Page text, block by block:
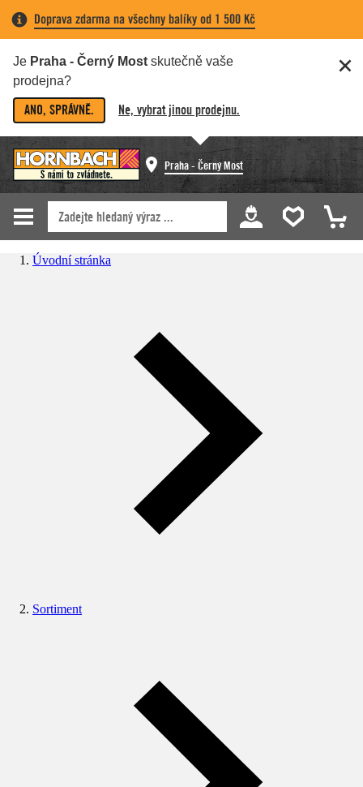
Doprava zdarma na všechny balíky od 1 500 Kč
Je Praha - Černý Most skutečně vaše
prodejna?
ANO, SPRÁVNĚ. Ne, vybrat jinou prodejnu.
Praha - Černý Most
Úvodní stránka
Sortiment